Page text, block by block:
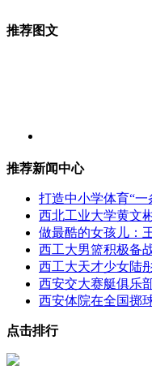
推荐图文
推荐新闻中心
打造中小学体育“
西北工业大学黄文
做最酷的女孩儿：
西工大男篮积极备
西工大天才少女陆
西安交大赛艇俱乐
西安体院在全国掷
点击排行